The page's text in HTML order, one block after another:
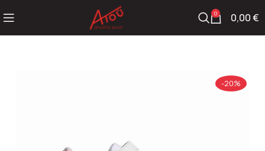
0 0,00€
-20%